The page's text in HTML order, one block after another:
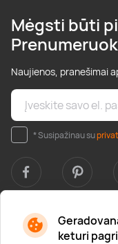
keturi
Mėgsti būti
Naujienos, pranešimai
* Susipažinau su
Apie mus